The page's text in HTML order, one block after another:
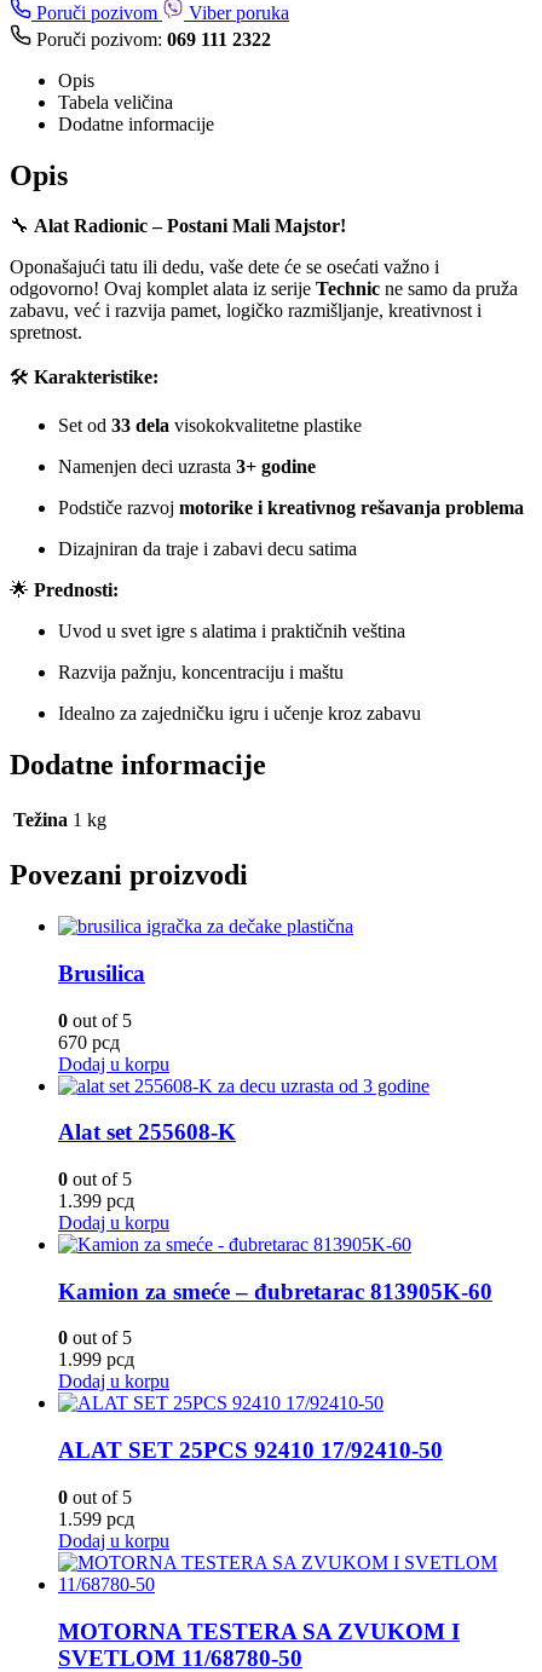
Poruči pozivom
Viber poruka
Poruči pozivom: 069 111 2322
Opis
Tabela veličina
Dodatne informacije
Opis
🔧 Alat Radionic – Postani Mali Majstor!
Oponašajući tatu ili dedu, vaše dete će se osećati važno i
odgovorno! Ovaj komplet alata iz serije Technic ne samo da pruža
zabavu, već i razvija pamet, logičko razmišljanje, kreativnost i
spretnost.
🛠️ Karakteristike:
Set od 33 dela visokokvalitetne plastike
Namenjen deci uzrasta 3+ godine
Podstiče razvoj motorike i kreativnog rešavanja problema
Dizajniran da traje i zabavi decu satima
🌟 Prednosti:
Uvod u svet igre s alatima i praktičnih veština
Razvija pažnju, koncentraciju i maštu
Idealno za zajedničku igru i učenje kroz zabavu
Dodatne informacije
Težina 1 kg
Povezani proizvodi
Brusilica
0 out of 5
670 рсд
Dodaj u korpu
Alat set 255608-K
0 out of 5
1.399 рсд
Dodaj u korpu
Kamion za smeće – đubretarac 813905K-60
0 out of 5
1.999 рсд
Dodaj u korpu
ALAT SET 25PCS 92410 17/92410-50
0 out of 5
1.599 рсд
Dodaj u korpu
MOTORNA TESTERA SA ZVUKOM I
SVETLOM 11/68780-50